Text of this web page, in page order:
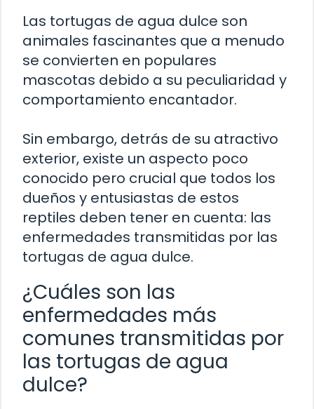
Las tortugas de agua dulce son
animales fascinantes que a menudo
se convierten en populares
mascotas debido a su peculiaridad y
comportamiento encantador.
Sin embargo, detrás de su atractivo
exterior, existe un aspecto poco
conocido pero crucial que todos los
dueños y entusiastas de estos
reptiles deben tener en cuenta: las
enfermedades transmitidas por las
tortugas de agua dulce.
¿Cuáles son las
enfermedades más
comunes transmitidas por
las tortugas de agua
dulce?